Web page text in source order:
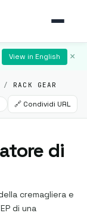
View in English ×
/ RACK GEAR
🔗 Condividi URL
di
cremagliera e
di una